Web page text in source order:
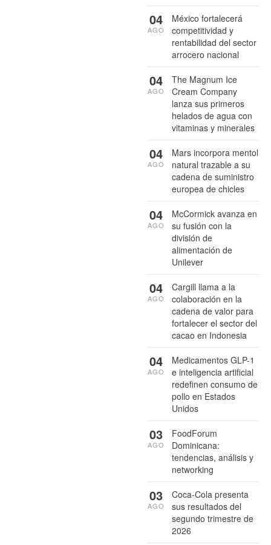
México fortalecerá
competitividad y
rentabilidad del sector
arrocero nacional
04
AGO
The Magnum Ice
Cream Company
lanza sus primeros
helados de agua con
vitaminas y minerales
04
AGO
Mars incorpora mentol
natural trazable a su
cadena de suministro
europea de chicles
04
AGO
McCormick avanza en
su fusión con la
división de
alimentación de
Unilever
04
AGO
Cargill llama a la
colaboración en la
cadena de valor para
fortalecer el sector del
cacao en Indonesia
04
AGO
Medicamentos GLP-1
e inteligencia artificial
redefinen consumo de
pollo en Estados
Unidos
04
AGO
FoodForum
Dominicana:
tendencias, análisis y
networking
03
AGO
Coca-Cola presenta
sus resultados del
segundo trimestre de
2026
03
AGO